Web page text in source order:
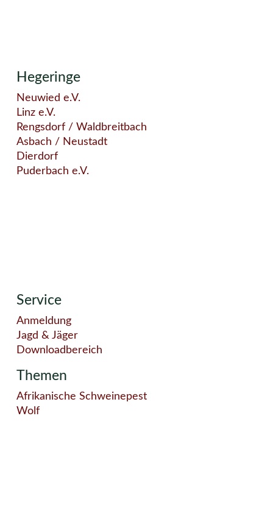
Hegeringe
Neuwied e.V.
Linz e.V.
Rengsdorf / Waldbreitbach
Asbach / Neustadt
Dierdorf
Puderbach e.V.
Service
Anmeldung
Jagd & Jäger
Downloadbereich
Themen
Afrikanische Schweinepest
Wolf